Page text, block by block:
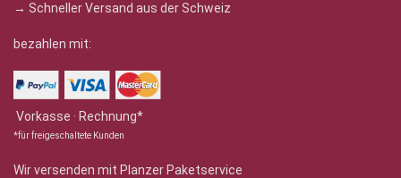
→ Schneller Versand aus der Schweiz
bezahlen mit:
Vorkasse · Rechnung*
*für freigeschaltete Kunden
Wir versenden mit Planzer Paketservice